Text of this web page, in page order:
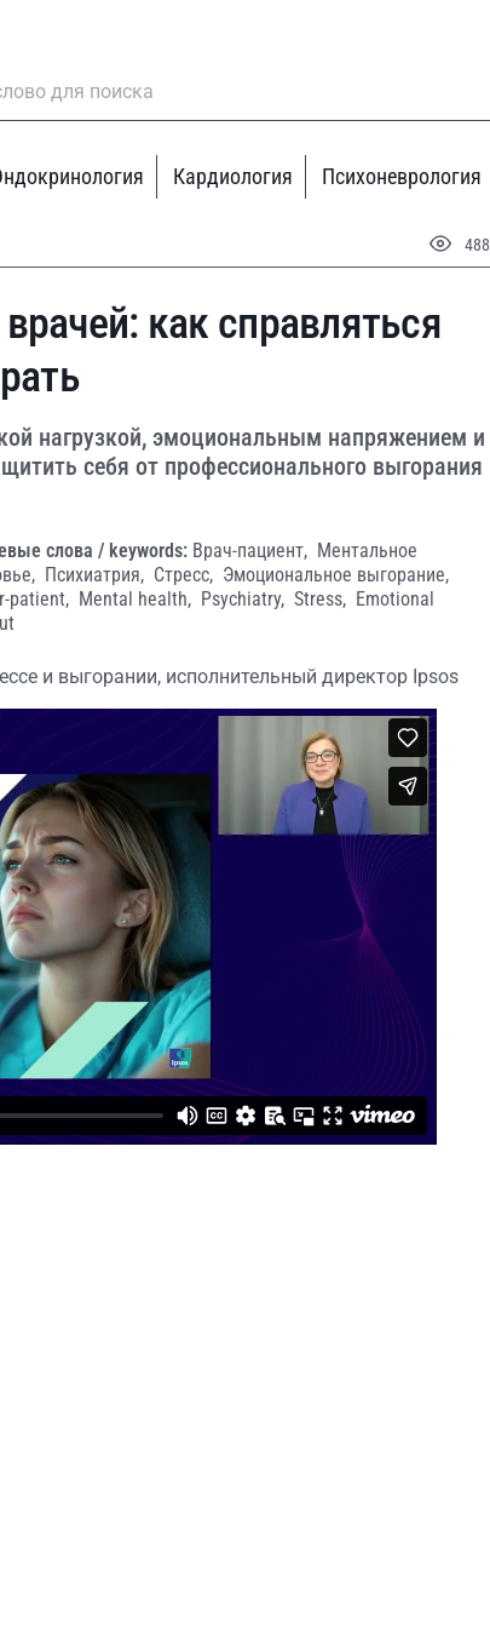
Кардиология Психоневрология
488
как справляться
нагрузкой, эмоциональным напряжением и
себя от профессионального выгорания
слова / keywords: Врач-пациент, Ментальное
Психиатрия, Стресс, Эмоциональное выгорание,
patient, Mental health, Psychiatry, Stress, Emotional
и выгорании, исполнительный директор Ipsos